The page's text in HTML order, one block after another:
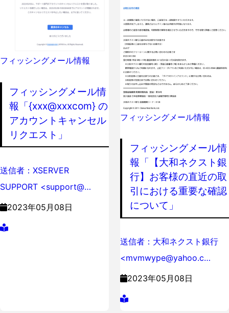
フィッシングメール情報
フィッシングメール情
報「{xxx@xxxcom} の
アカウントキャンセル
リクエスト」
送信者：XSERVER
SUPPORT <support@…
2023年05月08日
フィッシングメール情報
フィッシングメール情
報「【大和ネクスト銀
行】お客様の直近の取
引における重要な確認
について」
送信者：大和ネクスト銀行
<mvmwype@yahoo.c…
2023年05月08日